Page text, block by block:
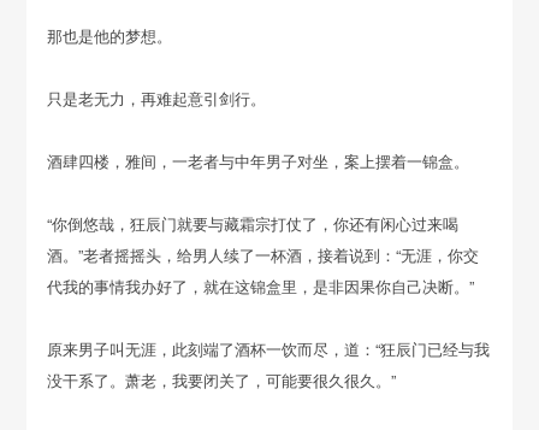
那也是他的梦想。
只是老无力，再难起意引剑行。
酒肆四楼，雅间，一老者与中年男子对坐，案上摆着一锦盒。
“你倒悠哉，狂辰门就要与藏霜宗打仗了，你还有闲心过来喝
酒。”老者摇摇头，给男人续了一杯酒，接着说到：“无涯，你交
代我的事情我办好了，就在这锦盒里，是非因果你自己决断。”
原来男子叫无涯，此刻端了酒杯一饮而尽，道：“狂辰门已经与我
没干系了。萧老，我要闭关了，可能要很久很久。”